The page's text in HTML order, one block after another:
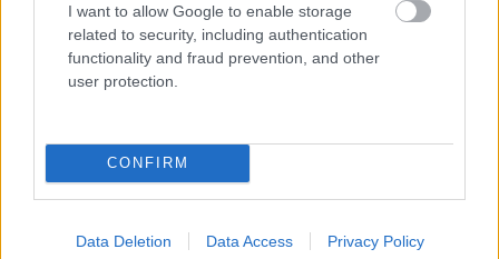
I want to allow Google to enable storage
related to security, including authentication
functionality and fraud prevention, and other
user protection.
CONFIRM
Data Deletion Data Access Privacy Policy
MUCSI ZOLTÁN VISSZATÉR – EGY ÉLETEM
STAND UP EST
A bejegyzés trackback címe:
https://kulturpart.hu/api/trackback/id/7926524
Kommentek:
szolgáltatás technikai
üzemeltetője semmilyen felelősséget